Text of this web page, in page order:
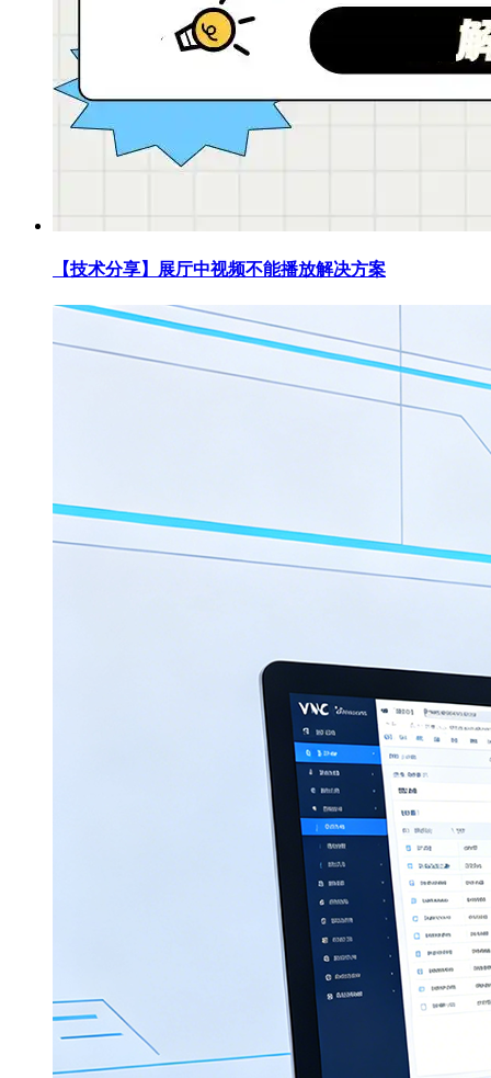
【技术分享】展厅中视频不能播放解决方案